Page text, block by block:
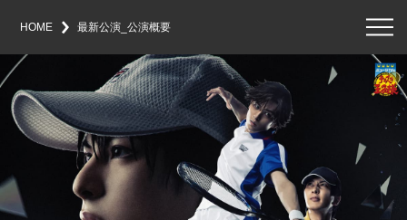
HOME 最新公演_公演概要